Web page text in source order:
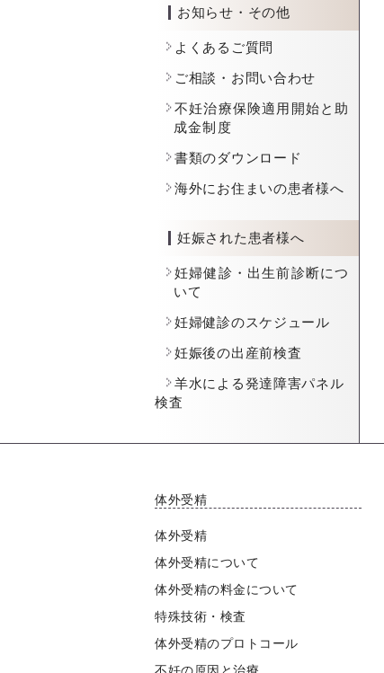
お知らせ・その他
よくあるご質問
ご相談・お問い合わせ
不妊治療保険適用開始と助
成金制度
書類のダウンロード
海外にお住まいの患者様へ
妊娠された患者様へ
妊婦健診・出生前診断につ
いて
妊婦健診のスケジュール
妊娠後の出産前検査
羊水による発達障害パネル
検査
体外受精
体外受精
体外受精について
体外受精の料金について
特殊技術・検査
体外受精のプロトコール